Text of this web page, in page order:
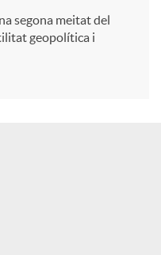
segona meitat del
geopolítica i